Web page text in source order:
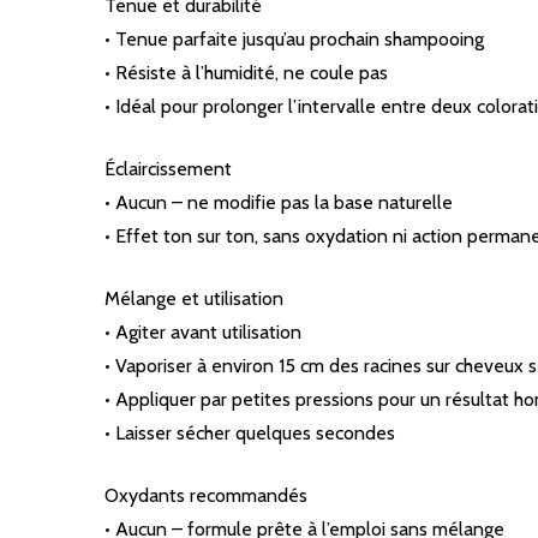
Tenue et durabilité
• Tenue parfaite jusqu’au prochain shampooing
• Résiste à l’humidité, ne coule pas
• Idéal pour prolonger l’intervalle entre deux
Éclaircissement
• Aucun – ne modifie pas la base naturelle
• Effet ton sur ton, sans oxydation ni action
Mélange et utilisation
• Agiter avant utilisation
• Vaporiser à environ 15 cm des racines sur cheveux
• Appliquer par petites pressions pour un résultat
• Laisser sécher quelques secondes
Oxydants recommandés
• Aucun – formule prête à l’emploi sans mélange